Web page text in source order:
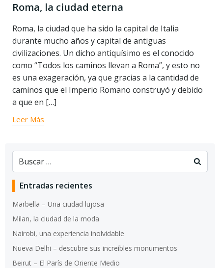
Roma, la ciudad eterna
Roma, la ciudad que ha sido la capital de Italia
durante mucho años y capital de antiguas
civilizaciones. Un dicho antiquísimo es el conocido
como “Todos los caminos llevan a Roma”, y esto no
es una exageración, ya que gracias a la cantidad de
caminos que el Imperio Romano construyó y debido
a que en […]
Leer Más
Entradas recientes
Marbella – Una ciudad lujosa
Milan, la ciudad de la moda
Nairobi, una experiencia inolvidable
Nueva Delhi – descubre sus increíbles monumentos
Beirut – El París de Oriente Medio